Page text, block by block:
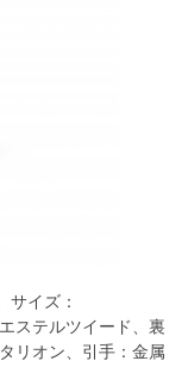
サイズ：
ステルツイード、裏
リオン、引手：金属